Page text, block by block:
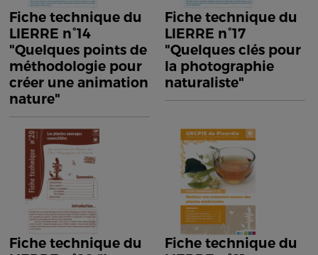
Fiche technique du
LIERRE n°14
"Quelques points de
méthodologie pour
créer une animation
nature"
Fiche technique du
LIERRE n°17
"Quelques clés pour
la photographie
naturaliste"
Fiche technique du
Fiche technique du